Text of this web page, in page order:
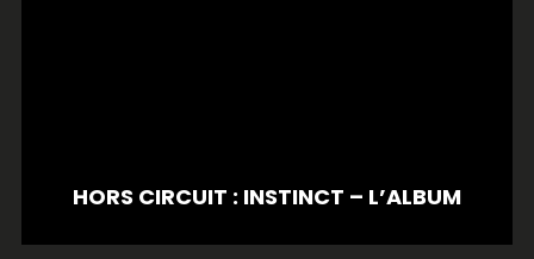
HORS CIRCUIT : INSTINCT – L’ALBUM